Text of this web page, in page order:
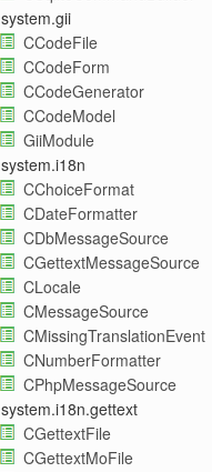
system.gii
CCodeFile
CCodeForm
CCodeGenerator
CCodeModel
GiiModule
system.i18n
CChoiceFormat
CDateFormatter
CDbMessageSource
CGettextMessageSource
CLocale
CMessageSource
CMissingTranslationEvent
CNumberFormatter
CPhpMessageSource
system.i18n.gettext
CGettextFile
CGettextMoFile